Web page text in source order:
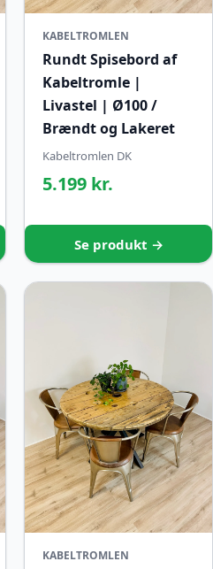
KABELTROMLEN
Rundt Spisebord af
Kabeltromle |
Livastel | Ø100 /
Brændt og Lakeret
Kabeltromlen DK
5.199 kr.
Se produkt →
KABELTROMLEN